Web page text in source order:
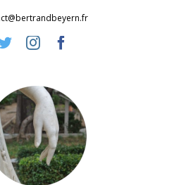
TwitterInstagram